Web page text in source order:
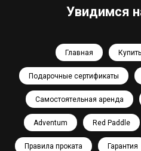
Увидимся
Главная
Подарочные сертификаты
Самостоятельная аренда
Adventum Red Paddle
Правила проката Гарантия